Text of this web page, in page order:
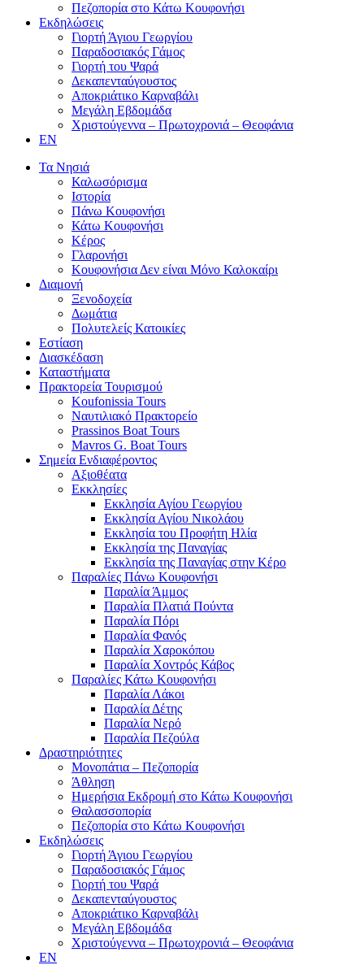
Πεζοπορία στο Κάτω Κουφονήσι
Εκδηλώσεις
Γιορτή Άγιου Γεωργίου
Παραδοσιακός Γάμος
Γιορτή του Ψαρά
Δεκαπενταύγουστος
Αποκριάτικο Καρναβάλι
Μεγάλη Εβδομάδα
Χριστούγεννα – Πρωτοχρονιά – Θεοφάνια
EN
Τα Νησιά
Καλωσόρισμα
Ιστορία
Πάνω Κουφονήσι
Κάτω Κουφονήσι
Κέρος
Γλαρονήσι
Κουφονήσια Δεν είναι Μόνο Καλοκαίρι
Διαμονή
Ξενοδοχεία
Δωμάτια
Πολυτελείς Κατοικίες
Εστίαση
Διασκέδαση
Καταστήματα
Πρακτορεία Τουρισμού
Koufonissia Tours
Ναυτιλιακό Πρακτορείο
Prassinos Boat Tours
Mavros G. Boat Tours
Σημεία Ενδιαφέροντος
Αξιοθέατα
Εκκλησίες
Εκκλησία Αγίου Γεωργίου
Εκκλησία Αγίου Νικολάου
Εκκλησία του Προφήτη Ηλία
Εκκλησία της Παναγίας
Εκκλησία της Παναγίας στην Κέρο
Παραλίες Πάνω Κουφονήσι
Παραλία Άμμος
Παραλία Πλατιά Πούντα
Παραλία Πόρι
Παραλία Φανός
Παραλία Χαροκόπου
Παραλία Χοντρός Κάβος
Παραλίες Κάτω Κουφονήσι
Παραλία Λάκοι
Παραλία Δέτης
Παραλία Νερό
Παραλία Πεζούλα
Δραστηριότητες
Μονοπάτια – Πεζοπορία
Άθληση
Ημερήσια Εκδρομή στο Κάτω Κουφονήσι
Θαλασσοπορία
Πεζοπορία στο Κάτω Κουφονήσι
Εκδηλώσεις
Γιορτή Άγιου Γεωργίου
Παραδοσιακός Γάμος
Γιορτή του Ψαρά
Δεκαπενταύγουστος
Αποκριάτικο Καρναβάλι
Μεγάλη Εβδομάδα
Χριστούγεννα – Πρωτοχρονιά – Θεοφάνια
EN